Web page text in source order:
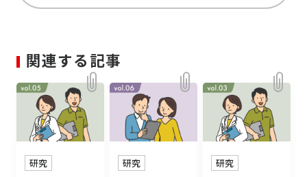
関連する記事
研究 研究 研究